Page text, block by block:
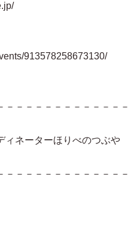
913578258673130/
－－－－－－－－－－－－－
ィネーターほりべのつぶや
－－－－－－－－－－－－－